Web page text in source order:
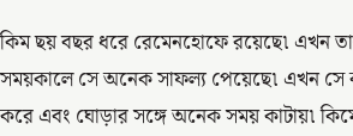
কিম ছয় বছর ধরে রেমেনহোফে রয়েছে৷ এখন
সময়কালে সে অনেক সাফল্য পেয়েছে৷ এখন সে
করে এবং ঘোড়ার সঙ্গে অনেক সময় কাটায়৷